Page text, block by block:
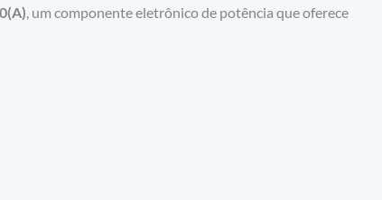
, um componente eletrônico de potência que oferece